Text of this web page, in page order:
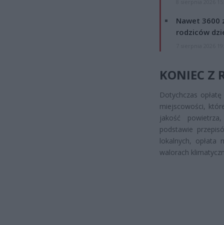
Nawet 3600
rodziców
KONIEC Z
Dotychczas
miejscowości,
jakość
podstawie
lokalnych, opłata
walorach